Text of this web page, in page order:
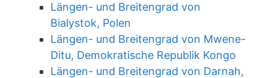
Längen- und Breitengrad von
Bialystok, Polen
Längen- und Breitengrad von Mwene-
Ditu, Demokratische Republik Kongo
Längen- und Breitengrad von Darnah,